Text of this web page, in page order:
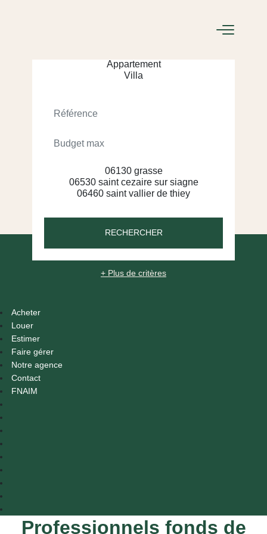
RECHERCHER
+ Plus de critères
Acheter
Louer
Estimer
Faire gérer
Notre agence
Contact
FNAIM
Professionnels fonds de